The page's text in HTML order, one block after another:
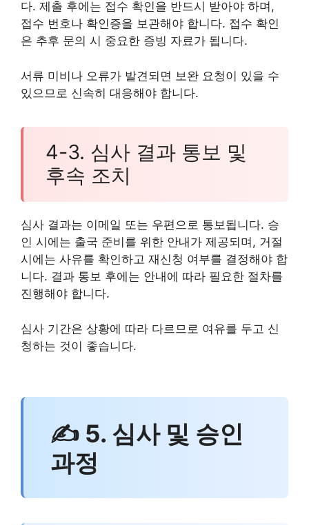
다. 제출 후에는 접수 확인을 반드시 받아야 하며,
접수 번호나 확인증을 보관해야 합니다. 접수 확인
은 추후 문의 시 중요한 증빙 자료가 됩니다.
서류 미비나 오류가 발견되면 보완 요청이 있을 수
있으므로 신속히 대응해야 합니다.
4-3. 심사 결과 통보 및
후속 조치
심사 결과는 이메일 또는 우편으로 통보됩니다. 승
인 시에는 출국 준비를 위한 안내가 제공되며, 거절
시에는 사유를 확인하고 재신청 여부를 결정해야 합
니다. 결과 통보 후에는 안내에 따라 필요한 절차를
진행해야 합니다.
심사 기간은 상황에 따라 다르므로 여유를 두고 신
청하는 것이 좋습니다.
✍ 5. 심사 및 승인
과정